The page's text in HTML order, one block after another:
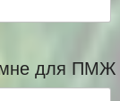
для ПМЖ